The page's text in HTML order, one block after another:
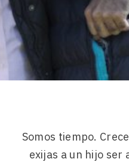
Somos tiempo.
exijas a un hijo ser